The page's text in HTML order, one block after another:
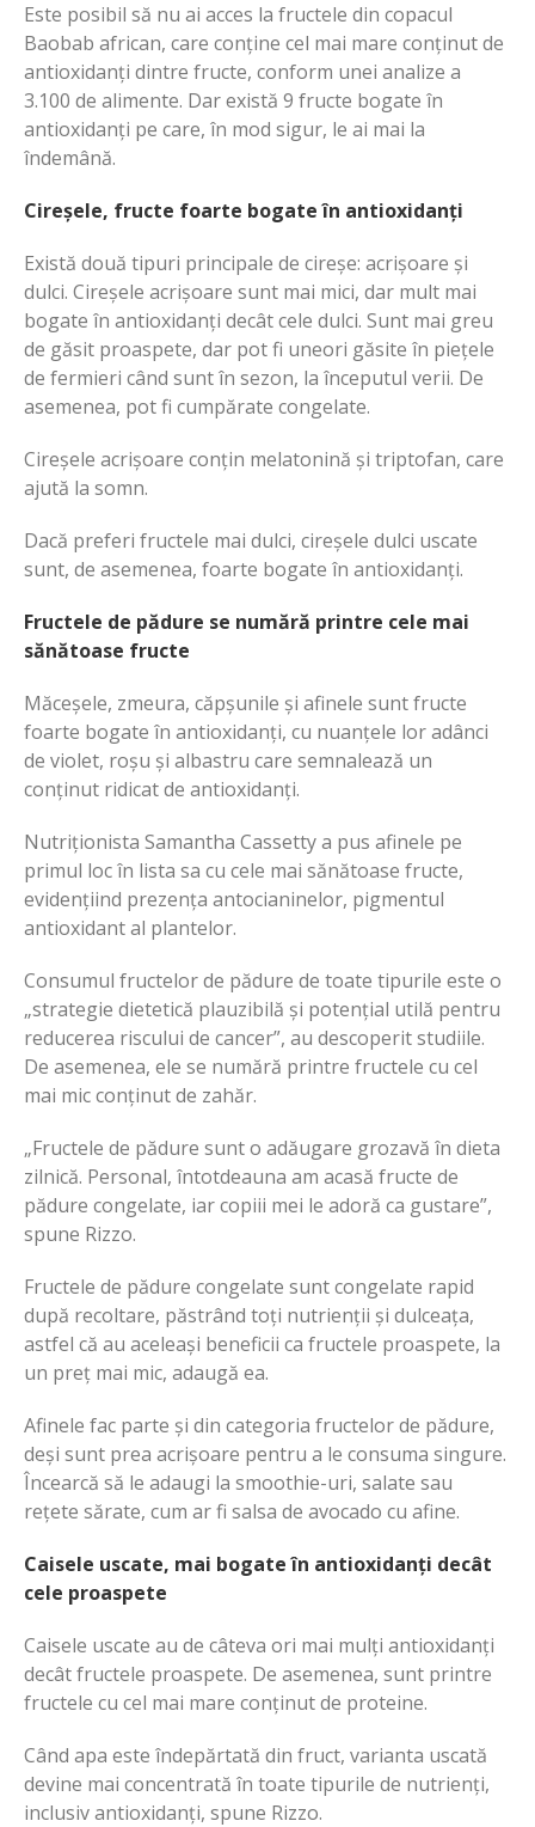
Este posibil să nu ai acces la fructele din copacul
Baobab african, care conține cel mai mare conținut de
antioxidanți dintre fructe, conform unei analize a
3.100 de alimente. Dar există 9 fructe bogate în
antioxidanți pe care, în mod sigur, le ai mai la
îndemână.
Cireșele, fructe foarte bogate în antioxidanți
Există două tipuri principale de cireșe: acrișoare și
dulci. Cireșele acrișoare sunt mai mici, dar mult mai
bogate în antioxidanți decât cele dulci. Sunt mai greu
de găsit proaspete, dar pot fi uneori găsite în piețele
de fermieri când sunt în sezon, la începutul verii. De
asemenea, pot fi cumpărate congelate.
Cireșele acrișoare conțin melatonină și triptofan, care
ajută la somn.
Dacă preferi fructele mai dulci, cireșele dulci uscate
sunt, de asemenea, foarte bogate în antioxidanți.
Fructele de pădure se numără printre cele mai
sănătoase fructe
Măceșele, zmeura, căpșunile și afinele sunt fructe
foarte bogate în antioxidanți, cu nuanțele lor adânci
de violet, roșu și albastru care semnalează un
conținut ridicat de antioxidanți.
Nutriționista Samantha Cassetty a pus afinele pe
primul loc în lista sa cu cele mai sănătoase fructe,
evidențiind prezența antocianinelor, pigmentul
antioxidant al plantelor.
Consumul fructelor de pădure de toate tipurile este o
„strategie dietetică plauzibilă și potențial utilă pentru
reducerea riscului de cancer”, au descoperit studiile.
De asemenea, ele se numără printre fructele cu cel
mai mic conținut de zahăr.
„Fructele de pădure sunt o adăugare grozavă în dieta
zilnică. Personal, întotdeauna am acasă fructe de
pădure congelate, iar copiii mei le adoră ca gustare”,
spune Rizzo.
Fructele de pădure congelate sunt congelate rapid
după recoltare, păstrând toți nutrienții și dulceața,
astfel că au aceleași beneficii ca fructele proaspete, la
un preț mai mic, adaugă ea.
Afinele fac parte și din categoria fructelor de pădure,
deși sunt prea acrișoare pentru a le consuma singure.
Încearcă să le adaugi la smoothie-uri, salate sau
rețete sărate, cum ar fi salsa de avocado cu afine.
Caisele uscate, mai bogate în antioxidanți decât
cele proaspete
Caisele uscate au de câteva ori mai mulți antioxidanți
decât fructele proaspete. De asemenea, sunt printre
fructele cu cel mai mare conținut de proteine.
Când apa este îndepărtată din fruct, varianta uscată
devine mai concentrată în toate tipurile de nutrienți,
inclusiv antioxidanți, spune Rizzo.